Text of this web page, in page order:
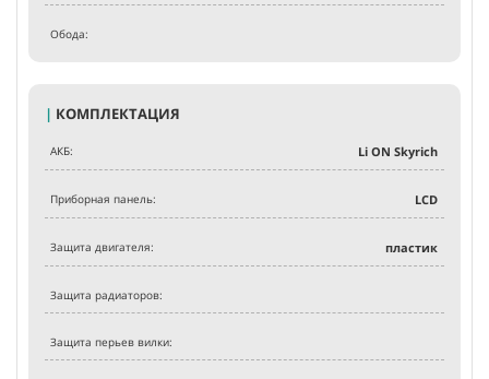
Обода:
| КОМПЛЕКТАЦИЯ
АКБ: Li ON Skyrich
Приборная панель: LCD
Защита двигателя: пластик
Защита радиаторов:
Защита перьев вилки: